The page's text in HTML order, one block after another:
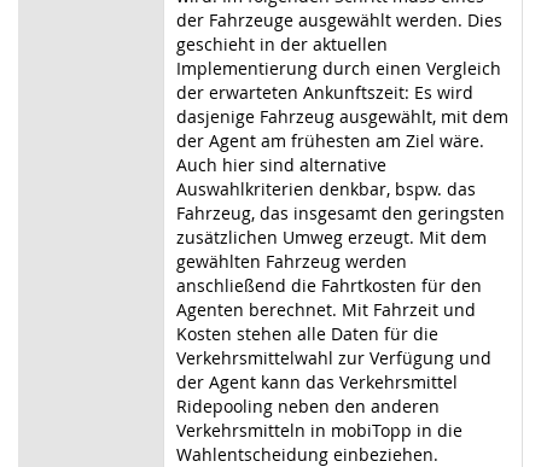
der Fahrzeuge ausgewählt werden. Dies
geschieht in der aktuellen
Implementierung durch einen Vergleich
der erwarteten Ankunftszeit: Es wird
dasjenige Fahrzeug ausgewählt, mit dem
der Agent am frühesten am Ziel wäre.
Auch hier sind alternative
Auswahlkriterien denkbar, bspw. das
Fahrzeug, das insgesamt den geringsten
zusätzlichen Umweg erzeugt. Mit dem
gewählten Fahrzeug werden
anschließend die Fahrtkosten für den
Agenten berechnet. Mit Fahrzeit und
Kosten stehen alle Daten für die
Verkehrsmittelwahl zur Verfügung und
der Agent kann das Verkehrsmittel
Ridepooling neben den anderen
Verkehrsmitteln in mobiTopp in die
Wahlentscheidung einbeziehen.